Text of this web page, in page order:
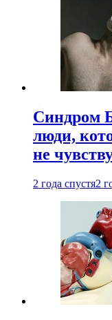
Синдром
люди,
не
2 года спустя2